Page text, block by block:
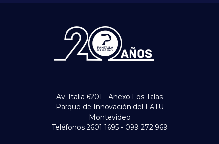
Av. Italia 6201 - Anexo Los Talas
Parque de Innovación del LATU
Montevideo
Teléfonos 2601 1695 - 099 272 969